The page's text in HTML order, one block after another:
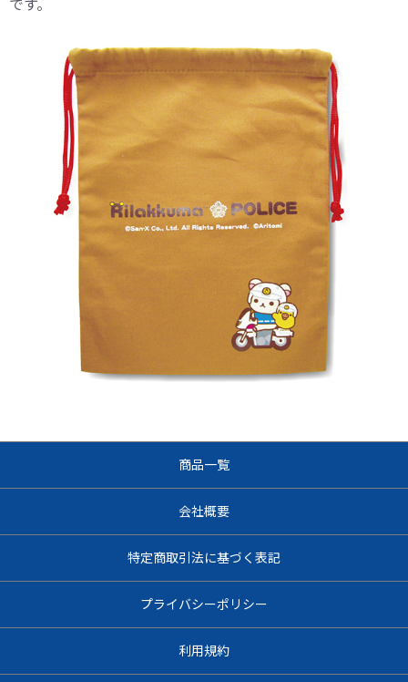
です。
商品一覧
会社概要
特定商取引法に基づく表記
プライバシーポリシー
利用規約